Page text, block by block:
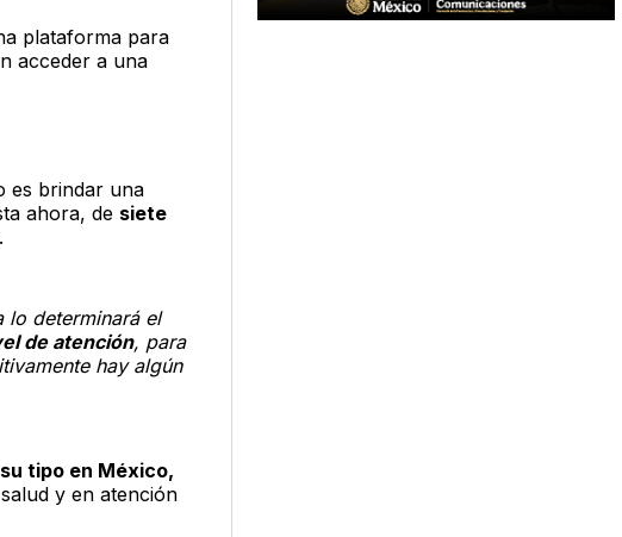
plataforma para
acceder a una
es brindar una
ahora, de siete
lo determinará el
de atención, para
hay algún
tipo en México,
y en atención